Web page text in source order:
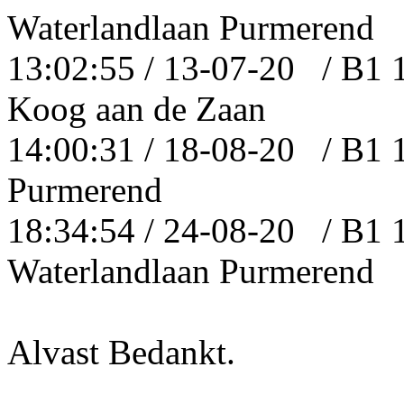
Waterlandlaan Purmerend
13:02:55 / 13-07-20 / B1
Koog aan de Zaan
14:00:31 / 18-08-20 / B1
Purmerend
18:34:54 / 24-08-20 / B1
Waterlandlaan Purmerend
Alvast Bedankt.